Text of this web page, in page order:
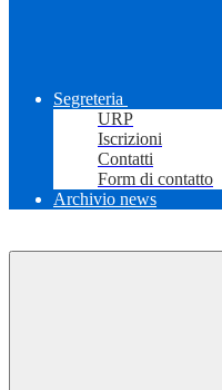
Segreteria
URP
Iscrizioni
Contatti
Form di contatto
Archivio news